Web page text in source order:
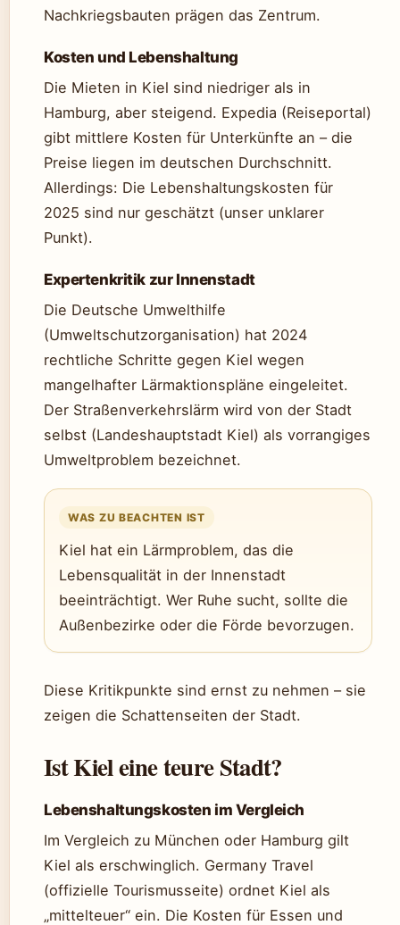
Nachkriegsbauten prägen das Zentrum.
Kosten und Lebenshaltung
Die Mieten in Kiel sind niedriger als in
Hamburg, aber steigend. Expedia (Reiseportal)
gibt mittlere Kosten für Unterkünfte an – die
Preise liegen im deutschen Durchschnitt.
Allerdings: Die Lebenshaltungskosten für
2025 sind nur geschätzt (unser unklarer
Punkt).
Expertenkritik zur Innenstadt
Die Deutsche Umwelthilfe
(Umweltschutzorganisation) hat 2024
rechtliche Schritte gegen Kiel wegen
mangelhafter Lärmaktionspläne eingeleitet.
Der Straßenverkehrslärm wird von der Stadt
selbst (Landeshauptstadt Kiel) als vorrangiges
Umweltproblem bezeichnet.
WAS ZU BEACHTEN IST
Kiel hat ein Lärmproblem, das die
Lebensqualität in der Innenstadt
beeinträchtigt. Wer Ruhe sucht, sollte die
Außenbezirke oder die Förde bevorzugen.
Diese Kritikpunkte sind ernst zu nehmen – sie
zeigen die Schattenseiten der Stadt.
Ist Kiel eine teure Stadt?
Lebenshaltungskosten im Vergleich
Im Vergleich zu München oder Hamburg gilt
Kiel als erschwinglich. Germany Travel
(offizielle Tourismusseite) ordnet Kiel als
„mittelteuer“ ein. Die Kosten für Essen und